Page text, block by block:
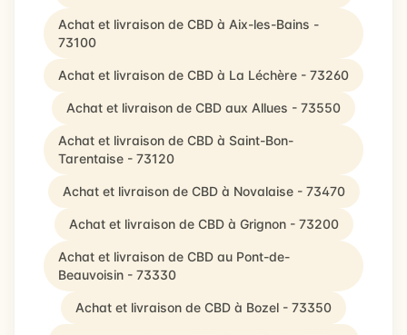
Achat et livraison de CBD à Aix-les-Bains -
73100
Achat et livraison de CBD à La Léchère - 73260
Achat et livraison de CBD aux Allues - 73550
Achat et livraison de CBD à Saint-Bon-
Tarentaise - 73120
Achat et livraison de CBD à Novalaise - 73470
Achat et livraison de CBD à Grignon - 73200
Achat et livraison de CBD au Pont-de-
Beauvoisin - 73330
Achat et livraison de CBD à Bozel - 73350